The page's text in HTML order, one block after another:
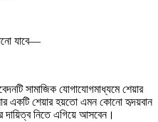
যাবে—
সামাজিক যোগাযোগমাধ্যমে শেয়ার
একটি শেয়ার হয়তো এমন কোনো হৃদয়বান
দায়িত্ব নিতে এগিয়ে আসবেন।